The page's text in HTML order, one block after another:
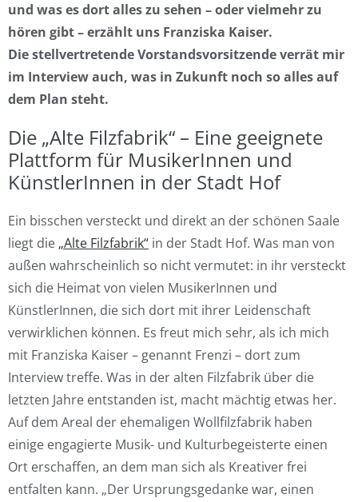
und was es dort alles zu sehen – oder vielmehr zu
hören gibt – erzählt uns Franziska Kaiser.
Die stellvertretende Vorstandsvorsitzende verrät mir
im Interview auch, was in Zukunft noch so alles auf
dem Plan steht.
Die „Alte Filzfabrik“ – Eine geeignete
Plattform für MusikerInnen und
KünstlerInnen in der Stadt Hof
Ein bisschen versteckt und direkt an der schönen Saale
liegt die „Alte Filzfabrik“ in der Stadt Hof. Was man von
außen wahrscheinlich so nicht vermutet: in ihr versteckt
sich die Heimat von vielen MusikerInnen und
KünstlerInnen, die sich dort mit ihrer Leidenschaft
verwirklichen können. Es freut mich sehr, als ich mich
mit Franziska Kaiser – genannt Frenzi – dort zum
Interview treffe. Was in der alten Filzfabrik über die
letzten Jahre entstanden ist, macht mächtig etwas her.
Auf dem Areal der ehemaligen Wollfilzfabrik haben
einige engagierte Musik- und Kulturbegeisterte einen
Ort erschaffen, an dem man sich als Kreativer frei
entfalten kann. „Der Ursprungsgedanke war, einen